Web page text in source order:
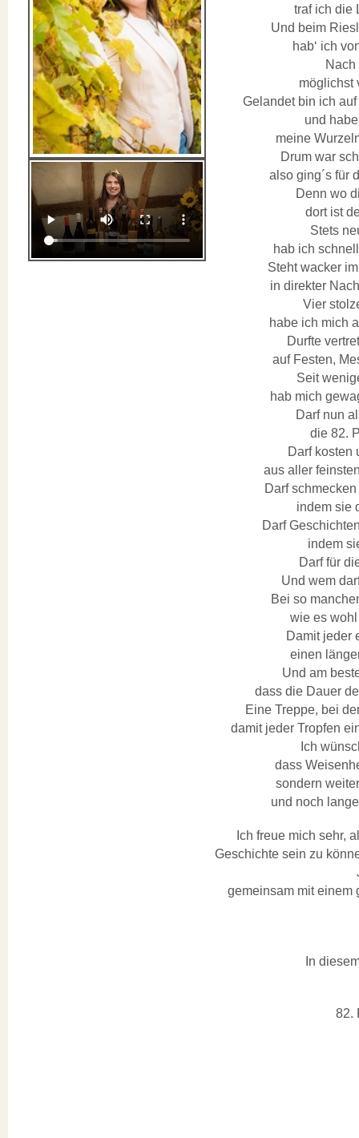
traf ich die
Und beim
hab‘ ich
Nach
möglichst
Gelandet bin ich
und
meine
Drum war
also ging´s für
Denn wo
dort ist
Stets
hab ich
Steht wacker
in direkter
Vier
habe ich mich
Durfte
auf Festen,
Seit
hab mich
Darf nun
die 82.
Darf kosten
aus aller
Darf
indem sie
Darf
indem
Darf für
Und wem
Bei so
wie es
Damit jeder
einen
Und am
dass die Dauer
Eine Treppe, bei
damit jeder Tropfen
Ich
dass
sondern
und noch
Ich freue mich sehr,
Geschichte sein zu
gemeinsam mit einem
In
82.